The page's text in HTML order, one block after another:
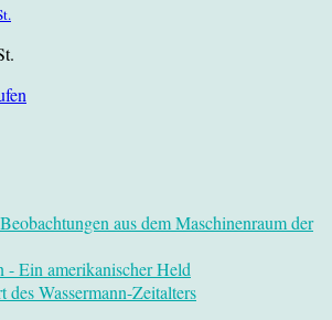
aus dem Maschinenraum der
- Ein amerikanischer Held
Wassermann-Zeitalters